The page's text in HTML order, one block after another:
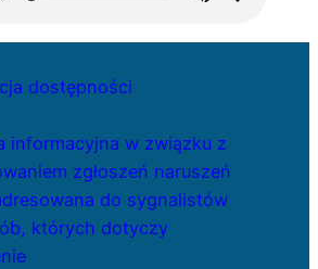
dostępności
informacyjna w związku z
zgłoszeń naruszeń
do sygnalistów
których dotyczy